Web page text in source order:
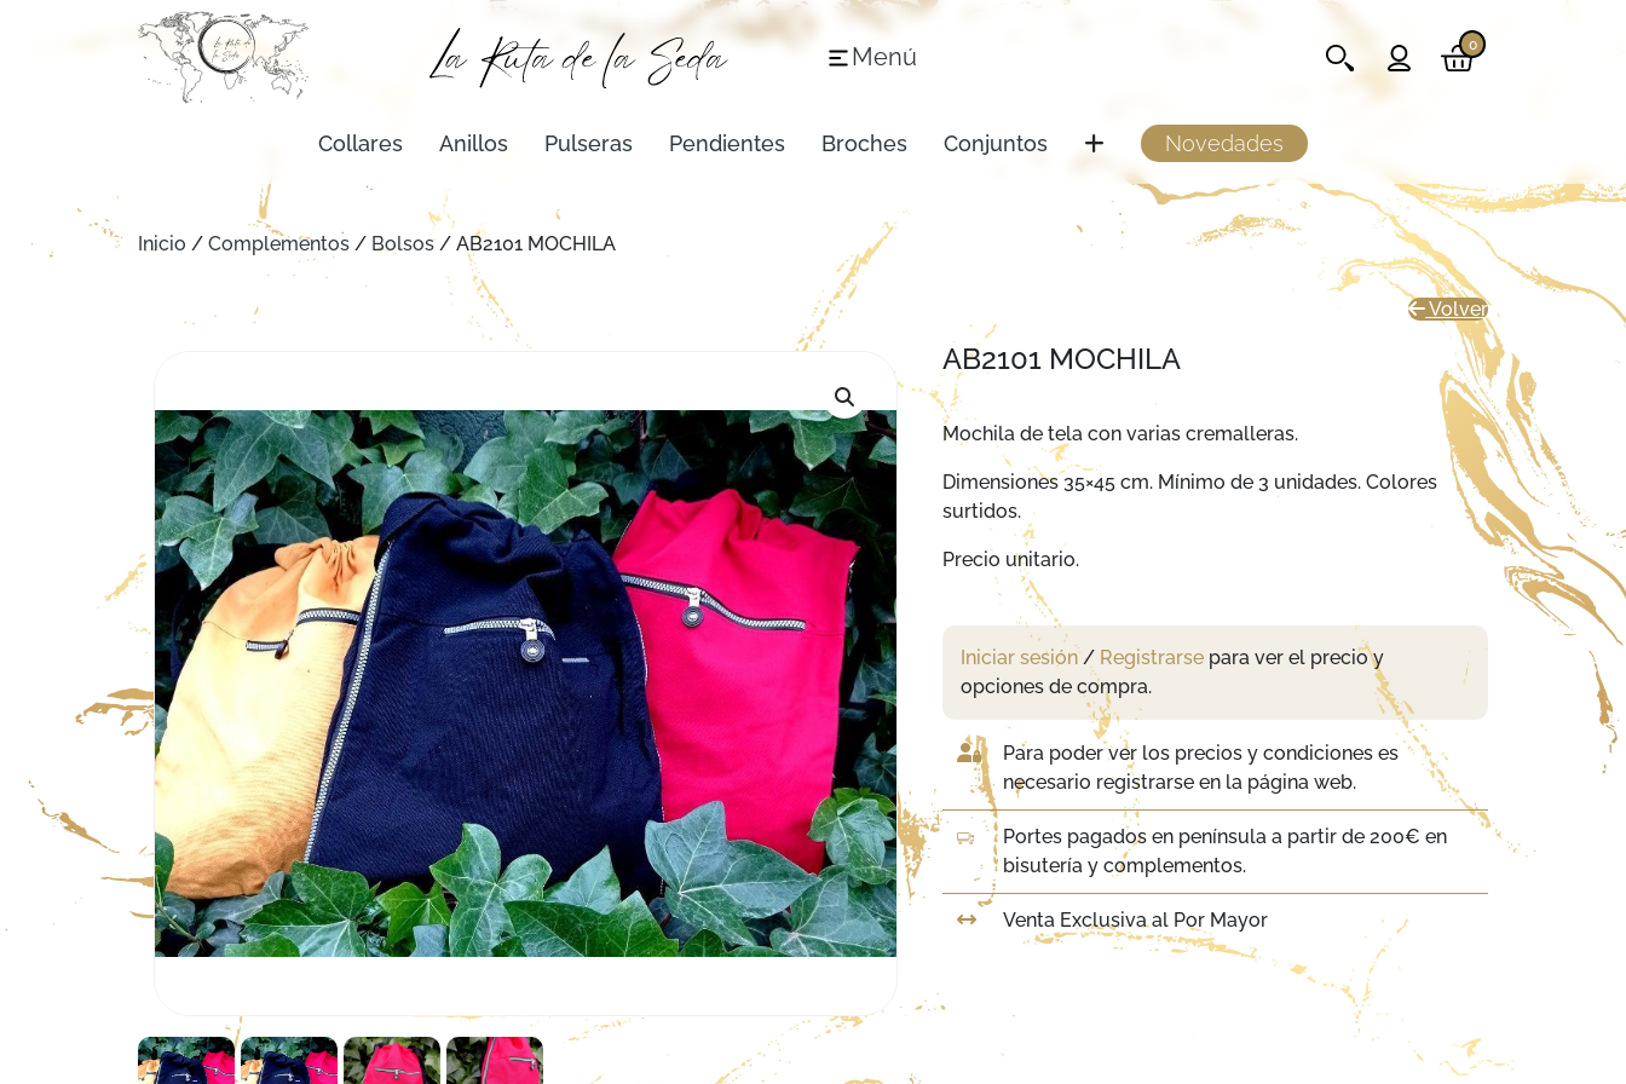
Menú 0
Collares Anillos Pulseras Pendientes Broches Conjuntos Novedades
Inicio / Complementos / Bolsos/ AB2101 MOCHILA
Volver
AB2101 MOCHILA
Mochila de tela con varias cremalleras.
Dimensiones 35×45 cm. Mínimo de 3 unidades. Colores
surtidos.
Precio unitario.
Iniciar sesión/ Registrarse para ver el precio y
opciones de compra.
Para poder ver los precios y condiciones es
necesario registrarse en la página web.
Portes pagados en península a partir de 200€ en
bisutería y complementos.
Venta Exclusiva al Por Mayor